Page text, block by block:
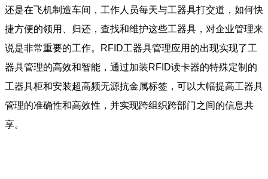
还是在飞机制造车间，工作人员每天与工器具打交道，如何快
捷方便的领用、归还，查找和维护这些工器具，对企业管理来
说是非常重要的工作。RFID工器具管理应用的出现实现了工
器具管理的高效和智能，通过加装RFID读卡器的特殊定制的
工器具柜和安装超高频无源抗金属标签，可以大幅提高工器具
管理的准确性和高效性，并实现跨组织跨部门之间的信息共
享。